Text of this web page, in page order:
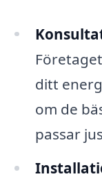
ditt
om de
passar